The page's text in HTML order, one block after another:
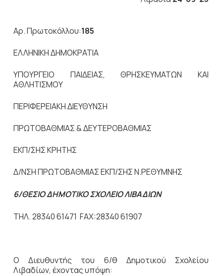
Αρ. Πρωτοκόλλου:185
ΕΛΛΗΝΙΚΗ ΔΗΜΟΚΡΑΤΙΑ
ΥΠΟΥΡΓΕΙΟ ΠΑΙΔΕΙΑΣ, ΘΡΗΣΚΕΥΜΑΤΩN ΚΑΙ
ΑΘΛΗΤΙΣΜΟΥ
ΠΕΡΙΦΕΡΕΙΑΚΗ ΔΙΕΥΘΥΝΣΗ
ΠΡΩΤΟΒΑΘΜΙΑΣ & ΔΕΥΤΕΡΟΒΑΘΜΙΑΣ
ΕΚΠ/ΣΗΣ ΚΡΗΤΗΣ
Δ/ΝΣΗ ΠΡΩΤΟΒΑΘΜΙΑΣ ΕΚΠ/ΣΗΣ Ν.ΡΕΘΥΜΝΗΣ
6/ΘΕΣΙΟ ΔΗΜΟΤΙΚΟ ΣΧΟΛΕΙΟ ΛΙΒΑΔΙΩΝ
ΤΗΛ. 28340 61471 FAX:28340 61907
Ο Διευθυντής του 6/θ Δημοτικού Σχολείου
Λιβαδίων, έχοντας υπόψη: